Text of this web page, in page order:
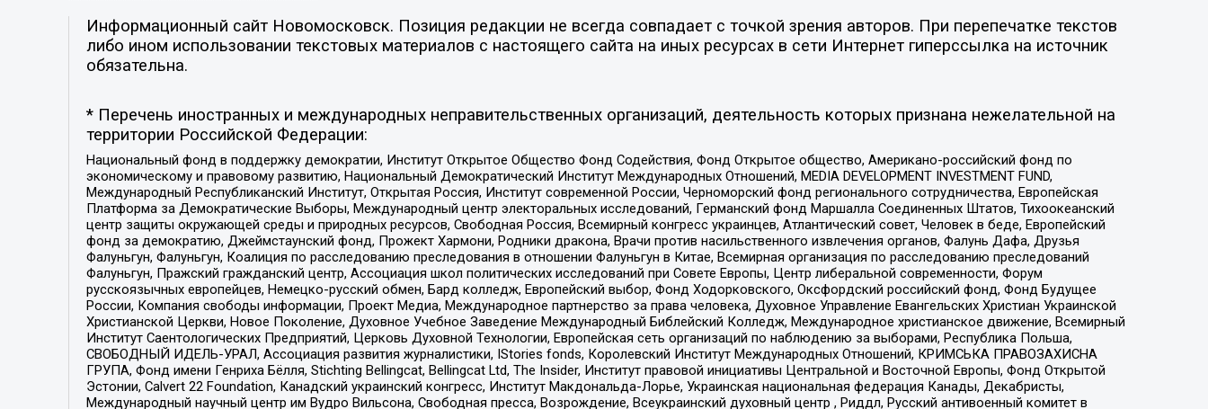
Информационный сайт Новомосковск. Позиция редакции не всегда совпадает с точкой зрения авторов. При перепечатке текстов
либо ином использовании текстовых материалов с настоящего сайта на иных ресурсах в сети Интернет гиперссылка на источник
обязательна.
* Перечень иностранных и международных неправительственных организаций, деятельность которых признана нежелательной на
территории Российской Федерации:
Национальный фонд в поддержку демократии, Институт Открытое Общество Фонд Содействия, Фонд Открытое общество, Американо-российский фонд по
экономическому и правовому развитию, Национальный Демократический Институт Международных Отношений, MEDIA DEVELOPMENT INVESTMENT FUND,
Международный Республиканский Институт, Открытая Россия, Институт современной России, Черноморский фонд регионального сотрудничества, Европейская
Платформа за Демократические Выборы, Международный центр электоральных исследований, Германский фонд Маршалла Соединенных Штатов, Тихоокеанский
центр защиты окружающей среды и природных ресурсов, Свободная Россия, Всемирный конгресс украинцев, Атлантический совет, Человек в беде, Европейский
фонд за демократию, Джеймстаунский фонд, Прожект Хармони, Родники дракона, Врачи против насильственного извлечения органов, Фалунь Дафа, Друзья
Фалуньгун, Фалуньгун, Коалиция по расследованию преследования в отношении Фалуньгун в Китае, Всемирная организация по расследованию преследований
Фалуньгун, Пражский гражданский центр, Ассоциация школ политических исследований при Совете Европы, Центр либеральной современности, Форум
русскоязычных европейцев, Немецко-русский обмен, Бард колледж, Европейский выбор, Фонд Ходорковского, Оксфордский российский фонд, Фонд Будущее
России, Компания свободы информации, Проект Медиа, Международное партнерство за права человека, Духовное Управление Евангельских Христиан Украинской
Христианской Церкви, Новое Поколение, Духовное Учебное Заведение Международный Библейский Колледж, Международное христианское движение, Всемирный
Институт Саентологических Предприятий, Церковь Духовной Технологии, Европейская сеть организаций по наблюдению за выборами, Республика Польша,
СВОБОДНЫЙ ИДЕЛЬ-УРАЛ, Ассоциация развития журналистики, IStories fonds, Королевский Институт Международных Отношений, КРИМСЬКА ПРАВОЗАХИСНА
ГРУПА, Фонд имени Генриха Бёлля, Stichting Bellingcat, Bellingcat Ltd, The Insider, Институт правовой инициативы Центральной и Восточной Европы, Фонд Открытой
Эстонии, Calvert 22 Foundation, Канадский украинский конгресс, Институт Макдональда-Лорье, Украинская национальная федерация Канады, Декабристы,
Международный научный центр им Вудро Вильсона, Свободная пресса, Возрождение, Всеукраинский духовный центр , Риддл, Русский антивоенный комитет в